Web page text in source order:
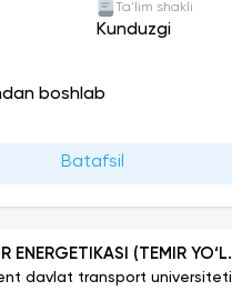
Ta'lim shakli
Kunduzgi
boshlab
Batafsil
ENERGETIKASI (TEMIR YO‘L
davlat transport universiteti